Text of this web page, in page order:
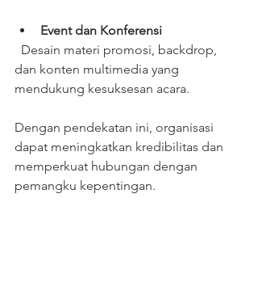
Event dan Konferensi
dan konten multimedia yang
mendukung kesuksesan acara.
Dengan pendekatan ini, organisasi
dapat meningkatkan kredibilitas dan
memperkuat hubungan dengan
pemangku kepentingan.